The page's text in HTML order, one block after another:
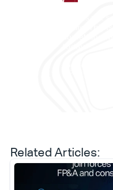
Related Articles: